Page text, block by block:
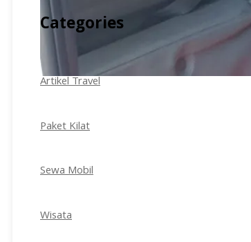
Categories
Artikel Travel
Paket Kilat
Sewa Mobil
Wisata